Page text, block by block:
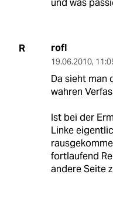
und was
R rofl
19.06.2010,
Da sieht man
wahren
Ist bei der
Linke
fortlaufend
andere Seite